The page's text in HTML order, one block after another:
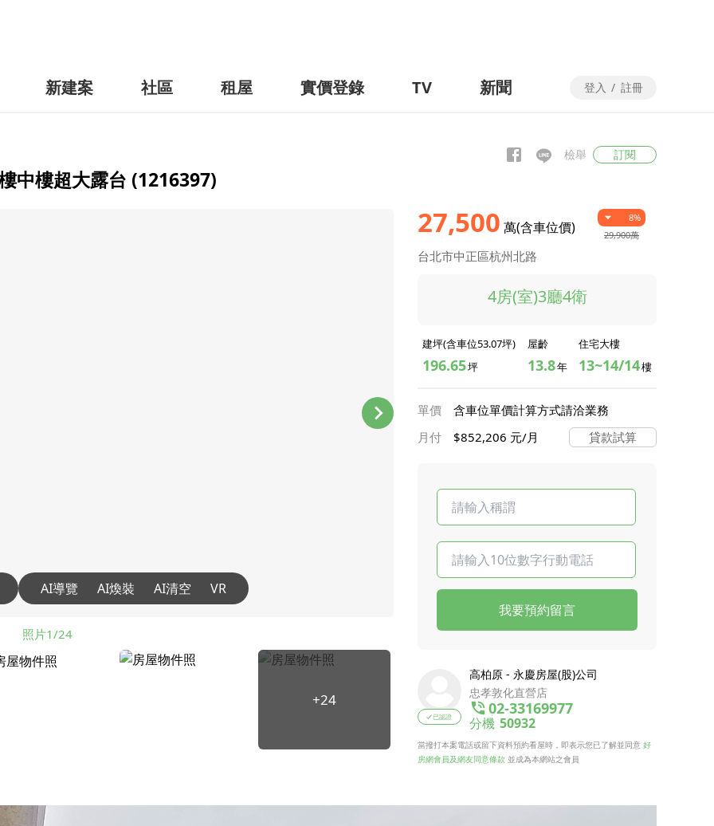
新建案 社區 租屋 實價登錄 TV 新聞 登入 / 註冊
檢舉 訂閱
中樓超大露台 (1216397)
AI導覽 AI煥裝 AI清空 VR
照片1/24
+24
27,500 萬(含車位價)
8%
29,900萬
台北市中正區杭州北路
4房(室)3廳4衛
建坪(含車位53.07坪)
196.65坪
屋齡
13.8年
住宅大樓
13~14/14樓
單價
含車位單價計算方式請洽業務
月付
$852,206 元/月 貸款試算
我要預約留言
已認證
高柏原 - 永慶房屋(股)公司
忠孝敦化直營店
02-33169977
分機 50932
當撥打本案電話或留下資料預約看屋時，即表示您已了解並同意 好
房網會員及網友同意條款 並成為本網站之會員